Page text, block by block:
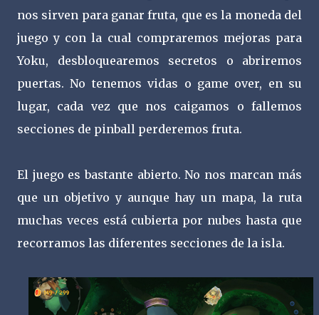
nos sirven para ganar fruta, que es la moneda del
juego y con la cual compraremos mejoras para
Yoku, desbloquearemos secretos o abriremos
puertas. No tenemos vidas o game over, en su
lugar, cada vez que nos caigamos o fallemos
secciones de pinball perderemos fruta.
El juego es bastante abierto. No nos marcan más
que un objetivo y aunque hay un mapa, la ruta
muchas veces está cubierta por nubes hasta que
recorramos las diferentes secciones de la isla.